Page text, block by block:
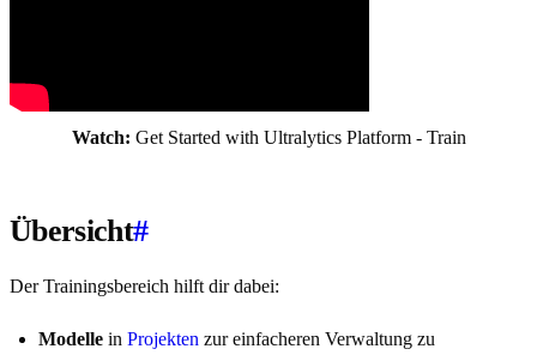
Watch: Get Started with Ultralytics Platform - Train
Übersicht#
Der Trainingsbereich hilft dir dabei:
Modelle in Projekten zur einfacheren Verwaltung zu